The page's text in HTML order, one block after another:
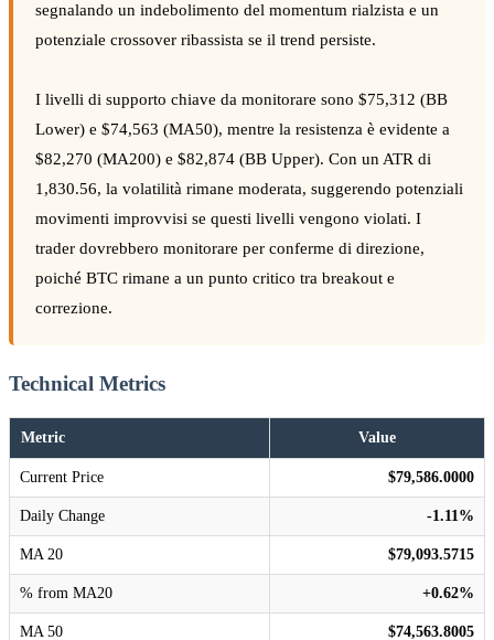
segnalando un indebolimento del momentum rialzista e un
potenziale crossover ribassista se il trend persiste.
I livelli di supporto chiave da monitorare sono $75,312 (BB
Lower) e $74,563 (MA50), mentre la resistenza è evidente a
$82,270 (MA200) e $82,874 (BB Upper). Con un ATR di
1,830.56, la volatilità rimane moderata, suggerendo potenziali
movimenti improvvisi se questi livelli vengono violati. I
trader dovrebbero monitorare per conferme di direzione,
poiché BTC rimane a un punto critico tra breakout e
correzione.
Technical Metrics
Metric Value
Current Price $79,586.0000
Daily Change -1.11%
MA 20 $79,093.5715
% from MA20 +0.62%
MA 50 $74,563.8005